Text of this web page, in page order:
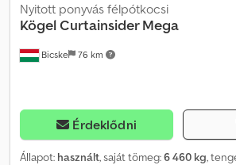
Bicske 76 km
Nyitott ponyvás félpótkocsi
KögelCurtainsider Mega
Érdeklődni
Állapot: használt, saját tömeg:6 460 kg,